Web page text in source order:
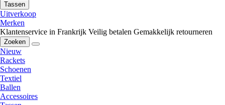
Tassen
Uitverkoop
Merken
Klantenservice in Frankrijk Veilig betalen Gemakkelijk retourneren
Zoeken
Nieuw
Rackets
Schoenen
Textiel
Ballen
Accessoires